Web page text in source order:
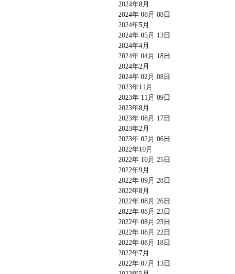
2024年8月
2024年 08月 08日
2024年5月
2024年 05月 13日
2024年4月
2024年 04月 18日
2024年2月
2024年 02月 08日
2023年11月
2023年 11月 09日
2023年8月
2023年 08月 17日
2023年2月
2023年 02月 06日
2022年10月
2022年 10月 25日
2022年9月
2022年 09月 28日
2022年8月
2022年 08月 26日
2022年 08月 23日
2022年 08月 23日
2022年 08月 22日
2022年 08月 18日
2022年7月
2022年 07月 13日